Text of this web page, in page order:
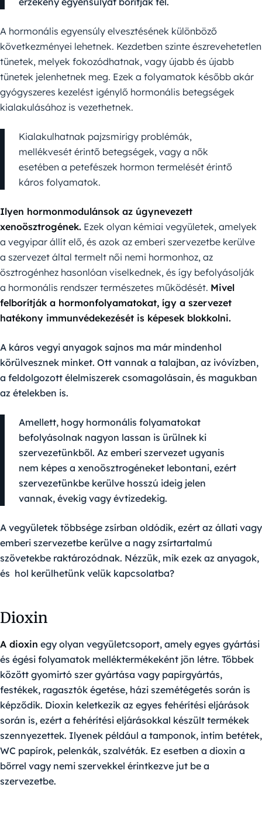
A hormonális egyensúly elvesztésének különböző
következményei lehetnek. Kezdetben szinte észrevehetetlen
tünetek, melyek fokozódhatnak, vagy újabb és újabb
tünetek jelenhetnek meg. Ezek a folyamatok később akár
gyógyszeres kezelést igénylő hormonális betegségek
kialakulásához is vezethetnek.
Kialakulhatnak pajzsmirigy problémák,
mellékvesét érintő betegségek, vagy a nők
esetében a petefészek hormon termelését érintő
káros folyamatok.
Ilyen hormonmodulánsok az úgynevezett
xenoösztrogének. Ezek olyan kémiai vegyületek, amelyek
a vegyipar állít elő, és azok az emberi szervezetbe kerülve
a szervezet által termelt női nemi hormonhoz, az
ösztrogénhez hasonlóan viselkednek, és így befolyásolják
a hormonális rendszer természetes működését. Mivel
felborítják a hormonfolyamatokat, így a szervezet
hatékony immunvédekezését is képesek blokkolni.
A káros vegyi anyagok sajnos ma már mindenhol
körülvesznek minket. Ott vannak a talajban, az ivóvízben,
a feldolgozott élelmiszerek csomagolásain, és magukban
az ételekben is.
Amellett, hogy hormonális folyamatokat
befolyásolnak nagyon lassan is ürülnek ki
szervezetünkből. Az emberi szervezet ugyanis
nem képes a xenoösztrogéneket lebontani, ezért
szervezetünkbe kerülve hosszú ideig jelen
vannak, évekig vagy évtizedekig.
A vegyületek többsége zsírban oldódik, ezért az állati vagy
emberi szervezetbe kerülve a nagy zsírtartalmú
szövetekbe raktározódnak. Nézzük, mik ezek az anyagok,
és hol kerülhetünk velük kapcsolatba?
Dioxin
A dioxin egy olyan vegyületcsoport, amely egyes gyártási
és égési folyamatok melléktermékeként jön létre. Többek
között gyomirtó szer gyártása vagy papírgyártás,
festékek, ragasztók égetése, házi szemétégetés során is
képződik. Dioxin keletkezik az egyes fehérítési eljárások
során is, ezért a fehérítési eljárásokkal készült termékek
szennyezettek. Ilyenek például a tamponok, intim betétek,
WC papírok, pelenkák, szalvéták. Ez esetben a dioxin a
bőrrel vagy nemi szervekkel érintkezve jut be a
szervezetbe.